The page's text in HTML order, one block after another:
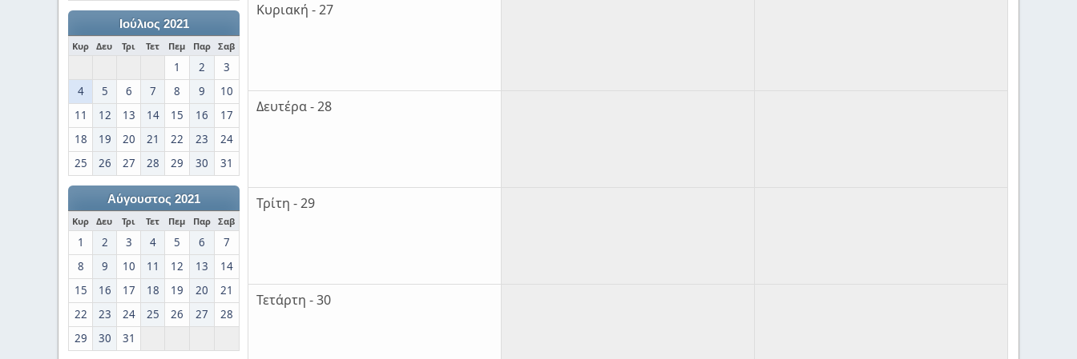
Ιούλιος 2021
Κυρ Δευ Τρι Τετ Πεμ Παρ Σαβ
1 2
3
4
5 6 7 8 9
10
11
12 13 14 15 16
17
18
19 20 21 22 23
24
25
26 27 28 29 30 31
Αύγουστος 2021
Κυρ Δευ Τρι Τετ Πεμ Παρ Σαβ
1 2 3 4 5 6
7
8
9 10 11 12 13
14
15
16 17 18 19 20
21
22
23 24 25 26 27
28
29
30 31
Κυριακή - 27
Δευτέρα - 28
Τρίτη - 29
Τετάρτη - 30